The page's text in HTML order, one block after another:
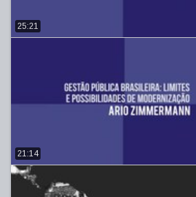
25:21
21:14